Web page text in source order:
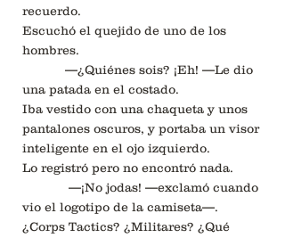
recuerdo.
Escuchó el quejido de uno de los
hombres.
—¿Quiénes sois? ¡Eh! —Le dio
una patada en el costado.
Iba vestido con una chaqueta y unos
pantalones oscuros, y portaba un visor
inteligente en el ojo izquierdo.
Lo registró pero no encontró nada.
—¡No jodas! —exclamó cuando
vio el logotipo de la camiseta—.
¿Corps Tactics? ¿Militares? ¿Qué